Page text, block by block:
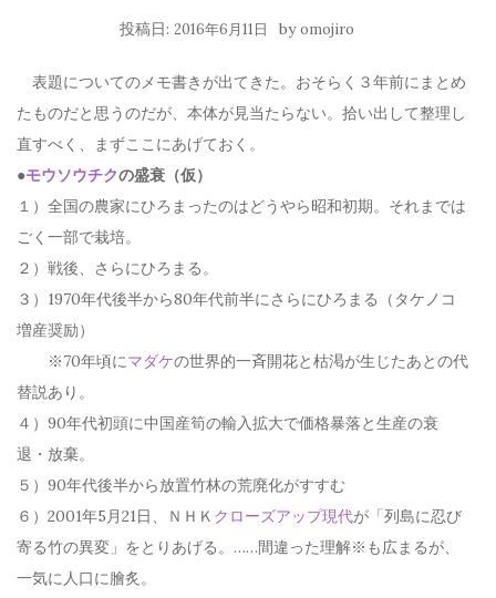
投稿日: 2016年6月11日 byomojiro
表題についてのメモ書きが出てきた。おそらく３年前にまとめ
たものだと思うのだが、本体が見当たらない。拾い出して整理し
直すべく、まずここにあげておく。
●モウソウチクの盛衰（仮）
１）全国の農家にひろまったのはどうやら昭和初期。それまでは
ごく一部で栽培。
２）戦後、さらにひろまる。
３）1970年代後半から80年代前半にさらにひろまる（タケノコ
増産奨励）
※70年頃にマダケの世界的一斉開花と枯渇が生じたあとの代
替説あり。
４）90年代初頭に中国産筍の輸入拡大で価格暴落と生産の衰
退・放棄。
５）90年代後半から放置竹林の荒廃化がすすむ
６）2001年5月21日、ＮＨＫ クローズアップ現代が「列島に忍び
寄る竹の異変」をとりあげる。……間違った理解※も広まるが、
一気に人口に膾炙。